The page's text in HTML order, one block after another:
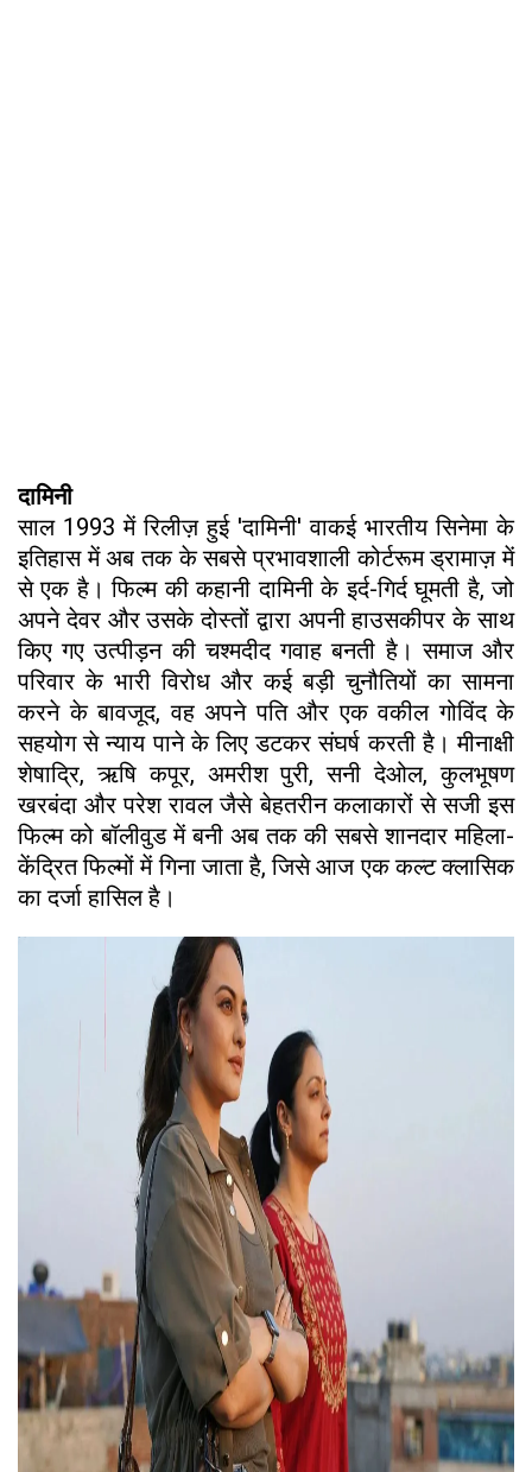
दामिनी
​साल 1993 में रिलीज़ हुई 'दामिनी' वाकई भारतीय सिनेमा के
इतिहास में अब तक के सबसे प्रभावशाली कोर्टरूम ड्रामाज़ में
से एक है। फिल्म की कहानी दामिनी के इर्द-गिर्द घूमती है, जो
अपने देवर और उसके दोस्तों द्वारा अपनी हाउसकीपर के साथ
किए गए उत्पीड़न की चश्मदीद गवाह बनती है। समाज और
परिवार के भारी विरोध और कई बड़ी चुनौतियों का सामना
करने के बावजूद, वह अपने पति और एक वकील गोविंद के
सहयोग से न्याय पाने के लिए डटकर संघर्ष करती है। मीनाक्षी
शेषाद्रि, ऋषि कपूर, अमरीश पुरी, सनी देओल, कुलभूषण
खरबंदा और परेश रावल जैसे बेहतरीन कलाकारों से सजी इस
फिल्म को बॉलीवुड में बनी अब तक की सबसे शानदार महिला-
केंद्रित फिल्मों में गिना जाता है, जिसे आज एक कल्ट क्लासिक
का दर्जा हासिल है।